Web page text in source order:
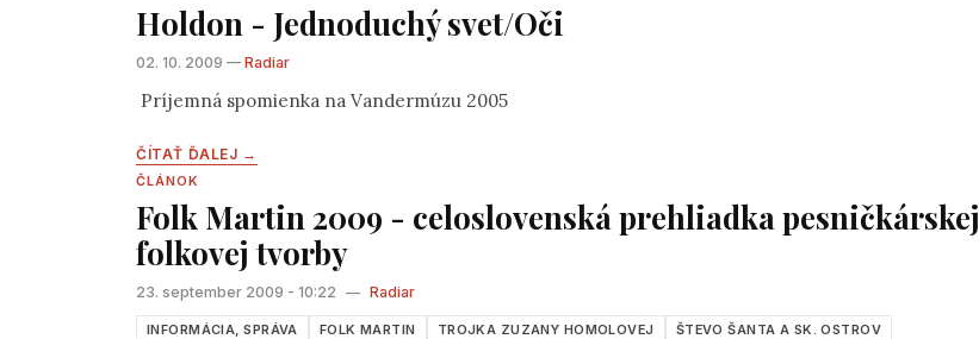
Holdon - Jednoduchý svet/Oči
02. 10. 2009 — Radiar
Príjemná spomienka na Vandermúzu 2005
ČÍTAŤ ĎALEJ →
ČLÁNOK
Folk Martin 2009 - celoslovenská prehliadka pesničkárskej
folkovej tvorby
23. september 2009 - 10:22 — Radiar
INFORMÁCIA, SPRÁVA FOLK MARTIN TROJKA ZUZANY HOMOLOVEJ
ŠTEVO ŠANTA A SK. OSTROV